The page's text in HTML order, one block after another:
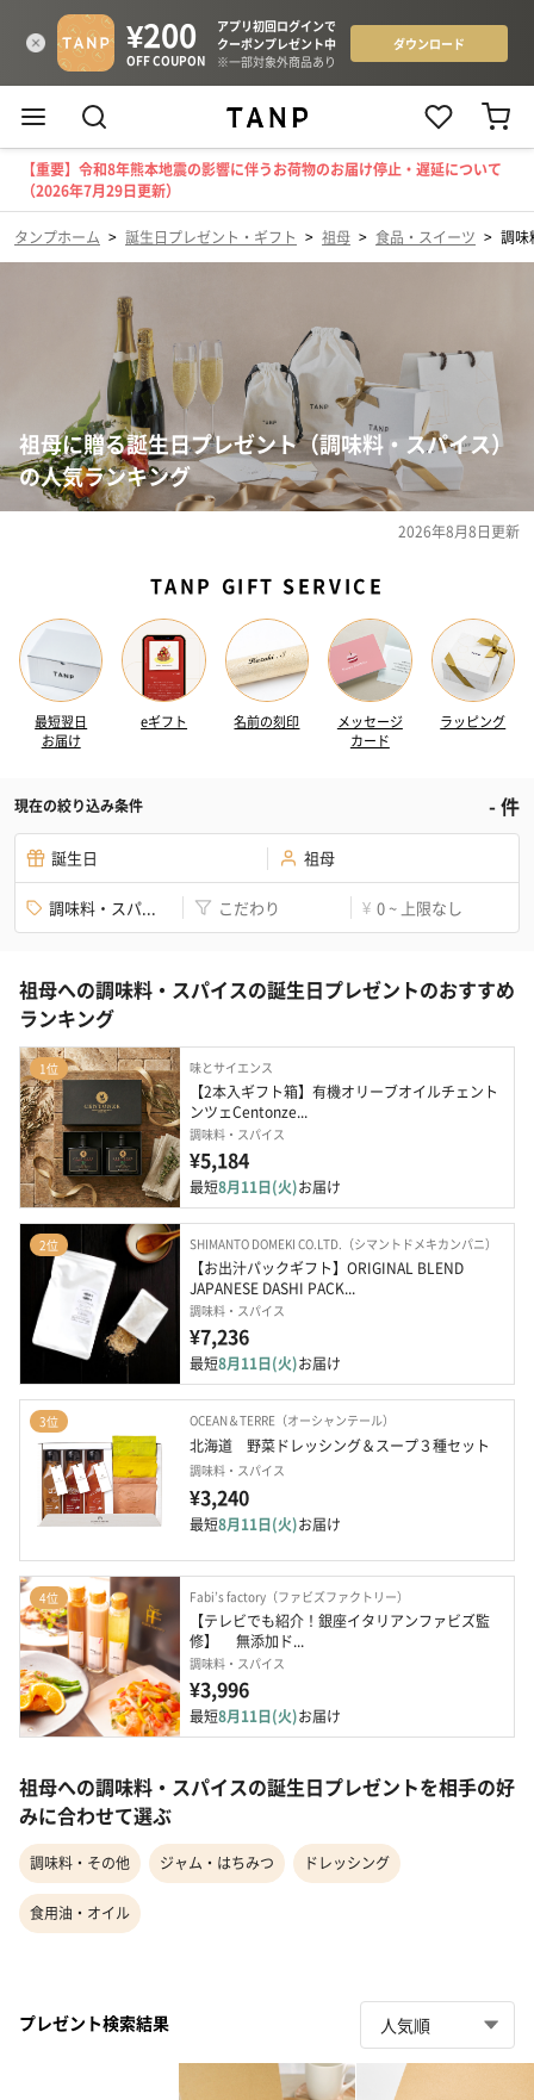
【重要】令和8年熊本地震の影響に伴うお荷物のお届け停止・遅延について
（2026年7月29日更新）
タンプホーム > 誕生日プレゼント・ギフト > 祖母 > 食品・スイーツ > 調味
祖母に贈る誕生日プレゼント（調味料・スパイス）
の人気ランキング
2026年8月8日更新
TANP GIFT SERVICE
最短翌日
お届け
eギフト 名前の刻印
メッセージ
カード
ラッピング
現在の絞り込み条件 -件
誕生日 祖母
調味料・スパ... こだわり ¥ 0 ~ 上限なし
祖母への調味料・スパイスの誕生日プレゼントのおすすめ
ランキング
1位 味とサイエンス
【2本入ギフト箱】有機オリーブオイルチェント
ンツェCentonze...
調味料・スパイス
¥5,184
最短8月11日(火)お届け
2位 SHIMANTO DOMEKI CO.LTD.（シマントドメキカンパニ）
【お出汁パックギフト】ORIGINAL BLEND
JAPANESE DASHI PACK...
調味料・スパイス
¥7,236
最短8月11日(火)お届け
3位 OCEAN＆TERRE（オーシャンテール）
北海道　野菜ドレッシング＆スープ３種セット
調味料・スパイス
¥3,240
最短8月11日(火)お届け
4位 Fabi’s factory（ファビズファクトリー）
【テレビでも紹介！銀座イタリアンファビズ監
修】　 無添加ド...
調味料・スパイス
¥3,996
最短8月11日(火)お届け
祖母への調味料・スパイスの誕生日プレゼントを相手の好
みに合わせて選ぶ
調味料・その他 ジャム・はちみつ ドレッシング
食用油・オイル
プレゼント検索結果